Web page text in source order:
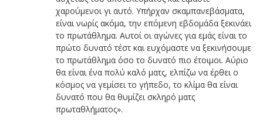
χαρούμενοι γι αυτό. Υπήρχαν σκαμπανεβάσματα,
είναι νωρίς ακόμα, την επόμενη εβδομάδα ξεκινάει
το πρωτάθλημα. Αυτοί οι αγώνες για εμάς είναι το
πρώτο δυνατό τέστ και ευχόμαστε να ξεκινήσουμε
το πρωτάθλημα όσο το δυνατό πιο έτοιμοι. Αύριο
θα είναι ένα πολύ καλό ματς, ελπίζω να έρθει ο
κόσμος να γεμίσει το γήπεδο, το κλίμα θα είναι
δυνατό που θα θυμίζει σκληρό ματς
πρωταθλήματος».